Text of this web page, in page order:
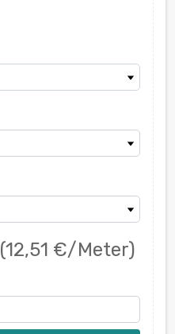
(12,51 €/Meter)